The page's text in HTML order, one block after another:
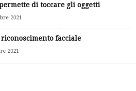
di toccare gli oggetti
2021
facciale
2021